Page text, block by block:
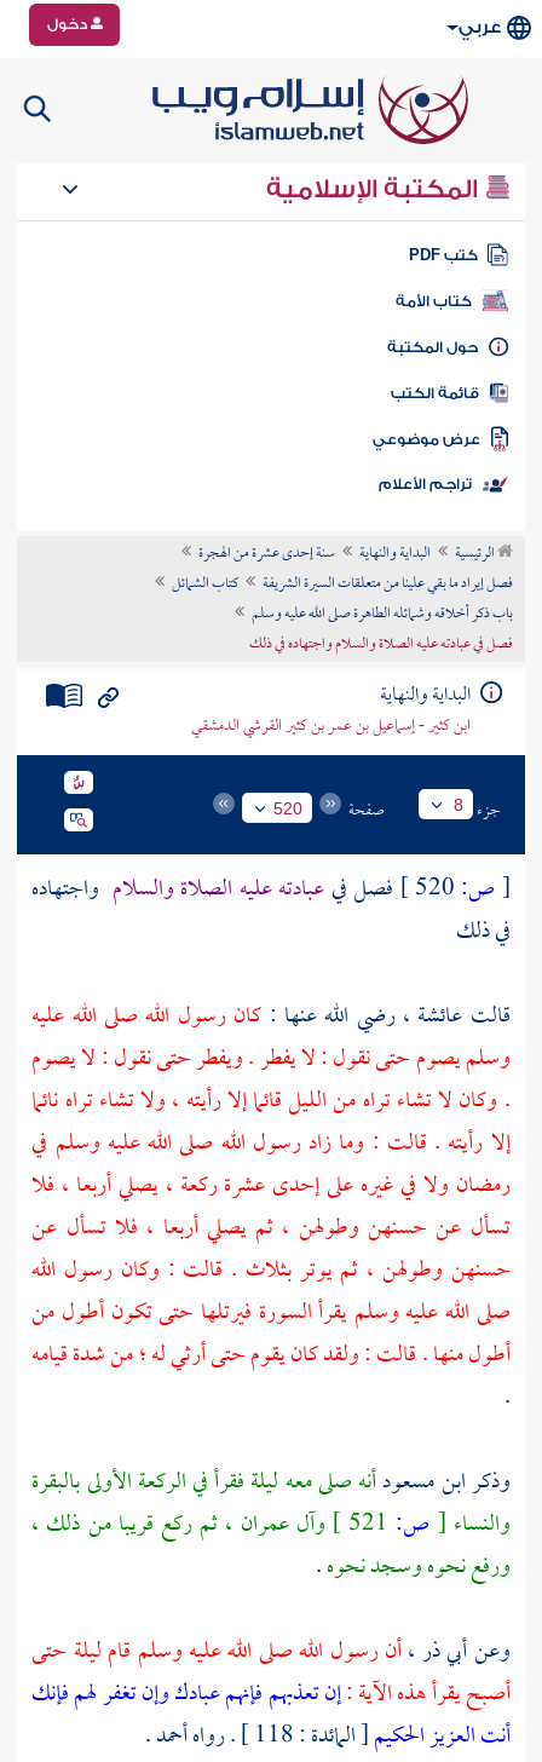
عربي دخول
المكتبة الإسلامية
كتب PDF
كتاب الأمة
المكتبة
الكتب
موضوعي
تراجم الأعلام
الرئيسية البداية والنهاية
سنة إحدى عشرة من الهجرة
فصل إيراد ما بقي علينا من متعلقات السيرة الشريفة
كتاب الشمائل
باب ذكر أخلاقه وشمائله الطاهرة صلى الله عليه وسلم
فصل في عبادته عليه الصلاة والسلام واجتهاده في ذلك
البداية والنهاية
ابن كثير - إسماعيل بن عمر بن كثير القرشي الدمشقي
جزء 8 صفحة 520
[ص: فصل فيعبادته عليه الصلاة والسلام واجتهاده
في ذلك
قالت عائشة ،رضي الله عنها : كان رسول الله صلى الله عليه
وسلم يصوم حتى نقول : لا يفطر . ويفطر حتى نقول : لا يصوم
. وكان لا تشاء تراه من الليل قائما إلا رأيته ، ولا تشاء تراه نائما
إلا رأيته . قالت : وما زاد رسول الله صلى الله عليه وسلم في
رمضان ولا في غيره على إحدى عشرة ركعة ، يصلي أربعا ، فلا
تسأل عن حسنهن وطولهن ، ثم يصلي أربعا ، فلا تسأل عن
حسنهن وطولهن ، ثم يوتر بثلاث . قالت : وكان رسول الله
صلى الله عليه وسلم يقرأ السورة فيرتلها حتى تكون أطول من
أطول منها . قالت : ولقد كان يقوم حتى أرثي له ؛ من شدة قيامه
.
وذكرابن مسعودأنه صلى معه ليلة فقرأ في الركعة الأولى بالبقرة
والنساء [ ص:
وآل عمران ، ثم ركع قريبا من ذلك ،
ورفع نحوه وسجد نحوه.
وعنأبي ذر ،أن رسول الله صلى الله عليه وسلم قام ليلة حتى
أصبح يقرأ هذه الآية :إن تعذبهم فإنهم عبادك وإن تغفر لهم فإنك
أنت العزيز الحكيم[ المائدة : 118 ] . رواه أحمد.